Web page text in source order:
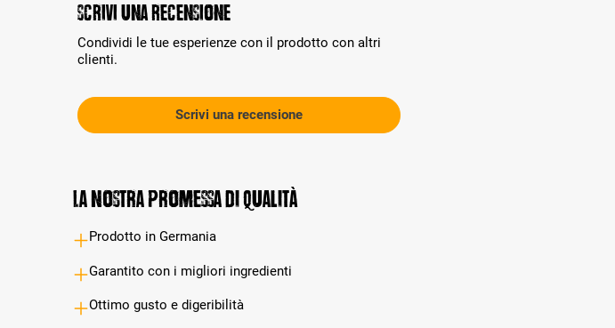
Scrivi una recensione
Condividi le tue esperienze con il prodotto con altri
clienti.
Scrivi una recensione
La nostra promessa di qualità
Prodotto in Germania
Garantito con i migliori ingredienti
Ottimo gusto e digeribilità